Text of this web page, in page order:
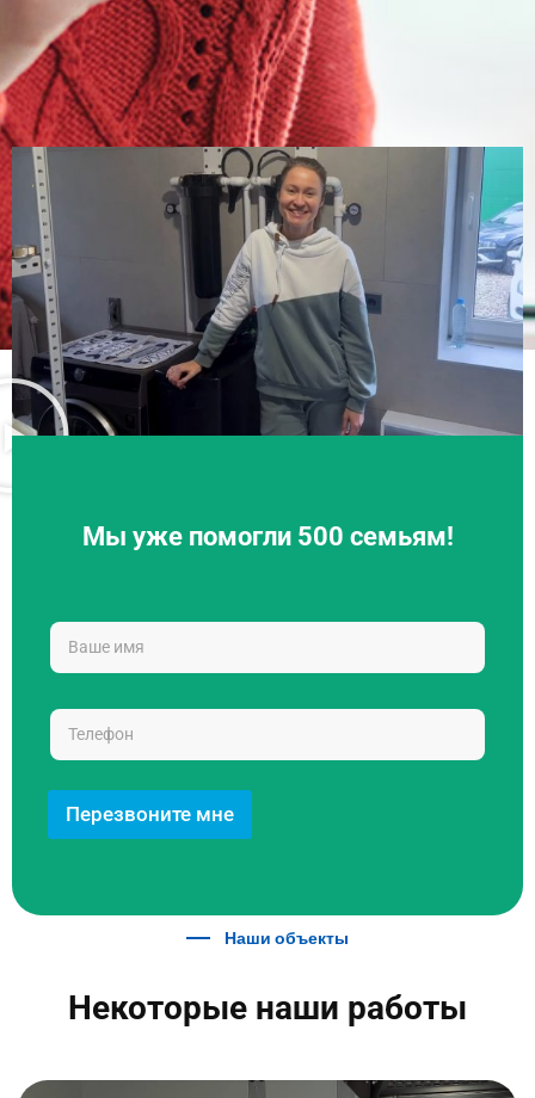
Мы уже помогли 500 семьям!
Перезвоните мне
Наши объекты
Некоторые наши работы